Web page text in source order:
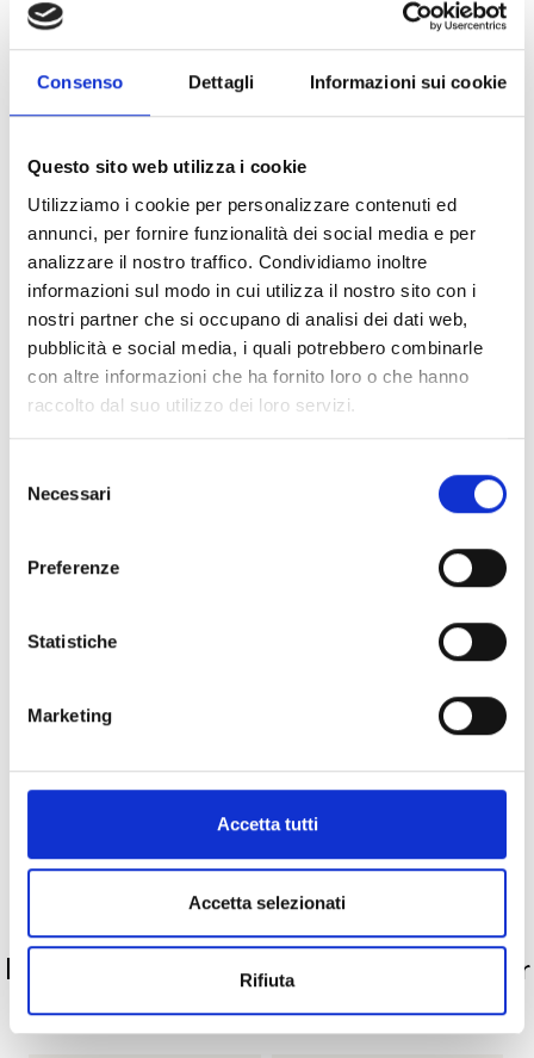
Consenso Dettagli Informazioni sui cookie
Questo sito web utilizza i cookie
Utilizziamo i cookie per personalizzare contenuti ed
annunci, per fornire funzionalità dei social media e per
analizzare il nostro traffico. Condividiamo inoltre
informazioni sul modo in cui utilizza il nostro sito con i
nostri partner che si occupano di analisi dei dati web,
pubblicità e social media, i quali potrebbero combinarle
con altre informazioni che ha fornito loro o che hanno
raccolto dal suo utilizzo dei loro servizi.
delNecessari
Preferenze
Statistiche
Marketing
Accetta tutti
Accetta selezionati
Rifiuta
* Campi obbligatori
Reso facile e veloce
PRONTA consegna
Spedizione Gratuita
Collezione
Per
Descrizione
Metalli
Pietre preziose
PRODOTTI SIMILI
La nostra selezione di prodotti scelti per
te